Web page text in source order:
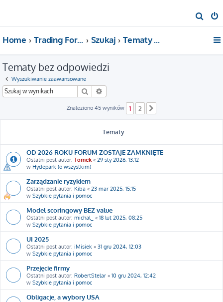
z
Home Trading For a Living Szukaj Tematy bez odpowiedzi
Tematy bez odpowiedzi
Wyszukiwanie zaawansowane
Szukaj
Znaleziono 45 wyników 1 2
Tematy
OD 2026 ROKU FORUM ZOSTAJE ZAMKNIĘTE
Ostatni post autor: Tomek « 29 sty 2026, 13:12
w Hydepark (o wszystkim)
Zarządzanie ryzykiem
Ostatni post autor: Kiba « 23 mar 2025, 15:15
w Szybkie pytania i pomoc
Model scoringowy BEZ value
Ostatni post autor: michal_ « 18 lut 2025, 08:25
w Szybkie pytania i pomoc
UI 2025
Ostatni post autor: iMisiek « 31 gru 2024, 12:03
w Szybkie pytania i pomoc
Przejęcie firmy
Ostatni post autor: RobertStelar « 10 gru 2024, 12:42
w Szybkie pytania i pomoc
Obligacje, a wybory USA